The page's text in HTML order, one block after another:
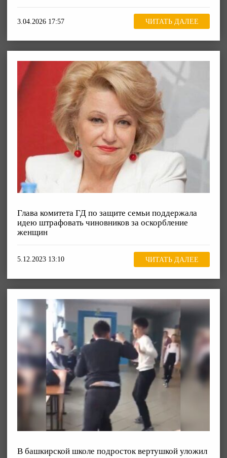
3.04.2026 17:57 ЧИТАТЬ ДАЛЕЕ
Глава комитета ГД по защите семьи поддержала
идею штрафовать чиновников за оскорбление
женщин
5.12.2023 13:10 ЧИТАТЬ ДАЛЕЕ
В башкирской школе подросток вертушкой уложил